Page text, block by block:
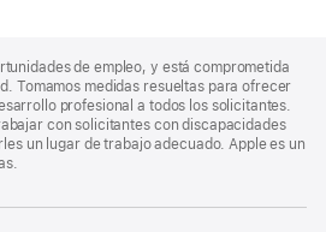
de empleo, y está comprometida
Tomamos medidas resueltas para ofrecer
profesional a todos los solicitantes.
con solicitantes con discapacidades
un lugar de trabajo adecuado. Apple es un